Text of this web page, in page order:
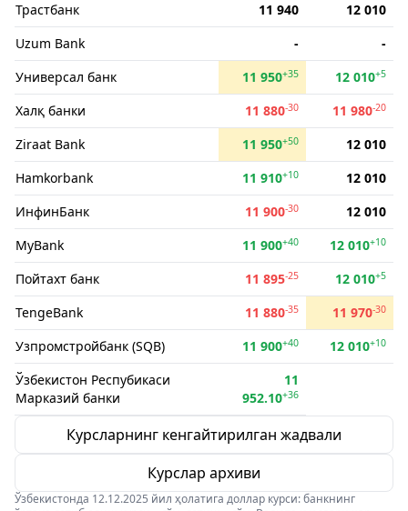
Трастбанк
11 940
12 010
Uzum Bank
-
-
Универсал банк
11 950+35 12 010+5
Халқ банки 11 880-30 11 980-20
Ziraat Bank 11 950+50
12 010
Hamkorbank
11 910+10
12 010
ИнфинБанк
11 900-30
12 010
MyBank
11 900+40 12 010+10
Пойтахт банк 11 895-25 12 010+5
TengeBank 11 880-35 11 970-30
Узпромстройбанк (SQB) 11 900+40 12 010+10
Ўзбекистон Респубикаси
Марказий банки
11
952.10+36
Курсларнинг кенгайтирилган жадвали
Курслар архиви
Ўзбекистонда 12.12.2025 йил ҳолатига доллар курси: банкнинг